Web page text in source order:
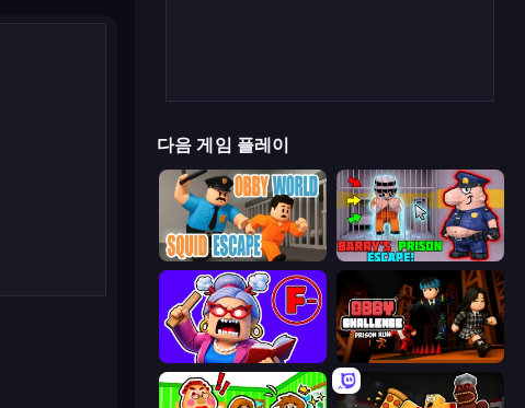
다음 게임 플레이
Barry's Prison Escape!
Obby Challenge: Prison Run